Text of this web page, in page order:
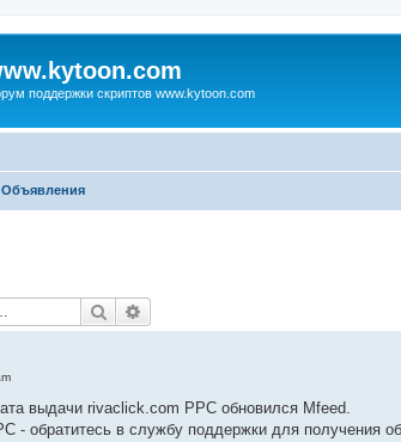
поддержки скриптов www.kytoon.com
Объявления
Поиск
выдачи rivaclick.com PPC обновился Mfeed.
- обратитесь в службу поддержки для получения